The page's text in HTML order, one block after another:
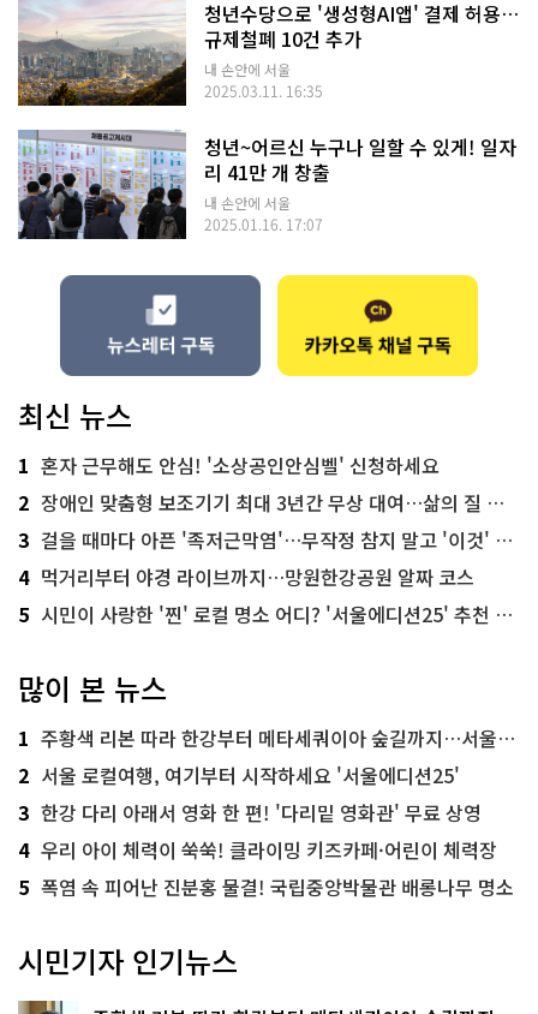
청년수당으로 '생성형AI앱' 결제 허용…
규제철폐 10건 추가
내 손안에 서울
2025.03.11. 16:35
청년~어르신 누구나 일할 수 있게! 일자
리 41만 개 창출
내 손안에 서울
2025.01.16. 17:07
최신 뉴스
1 혼자 근무해도 안심! '소상공인안심벨' 신청하세요
2 장애인 맞춤형 보조기기 최대 3년간 무상 대여…삶의 질 높인다
3 걸을 때마다 아픈 '족저근막염'…무작정 참지 말고 '이것' 해보세요!
4 먹거리부터 야경 라이브까지…망원한강공원 알짜 코스
5 시민이 사랑한 '찐' 로컬 명소 어디? '서울에디션25' 추천 코스
많이 본 뉴스
1 주황색 리본 따라 한강부터 메타세쿼이아 숲길까지…서울둘레길 15코스
2 서울 로컬여행, 여기부터 시작하세요 '서울에디션25'
3 한강 다리 아래서 영화 한 편! '다리밑 영화관' 무료 상영
4 우리 아이 체력이 쑥쑥! 클라이밍 키즈카페·어린이 체력장
5 폭염 속 피어난 진분홍 물결! 국립중앙박물관 배롱나무 명소
시민기자 인기뉴스